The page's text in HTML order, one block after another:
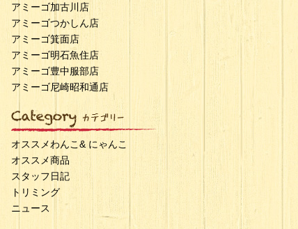
アミーゴ加古川店
アミーゴつかしん店
アミーゴ箕面店
アミーゴ明石魚住店
アミーゴ豊中服部店
アミーゴ尼崎昭和通店
オススメわんこ& にゃんこ
オススメ商品
スタッフ日記
トリミング
ニュース